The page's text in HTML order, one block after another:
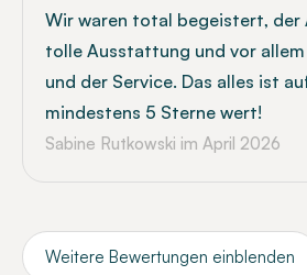
Wir waren total begeistert, der
tolle Ausstattung und vor
und der Service. Das alles ist
mindestens 5 Sterne wert!
Sabine Rutkowski im April 2026
Weitere Bewertungen einblenden